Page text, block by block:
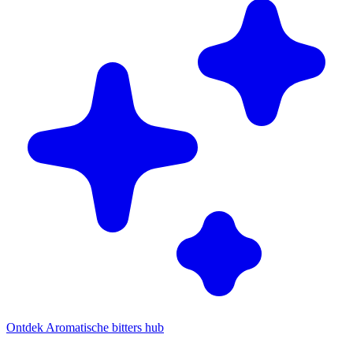
Ontdek Aromatische bitters hub